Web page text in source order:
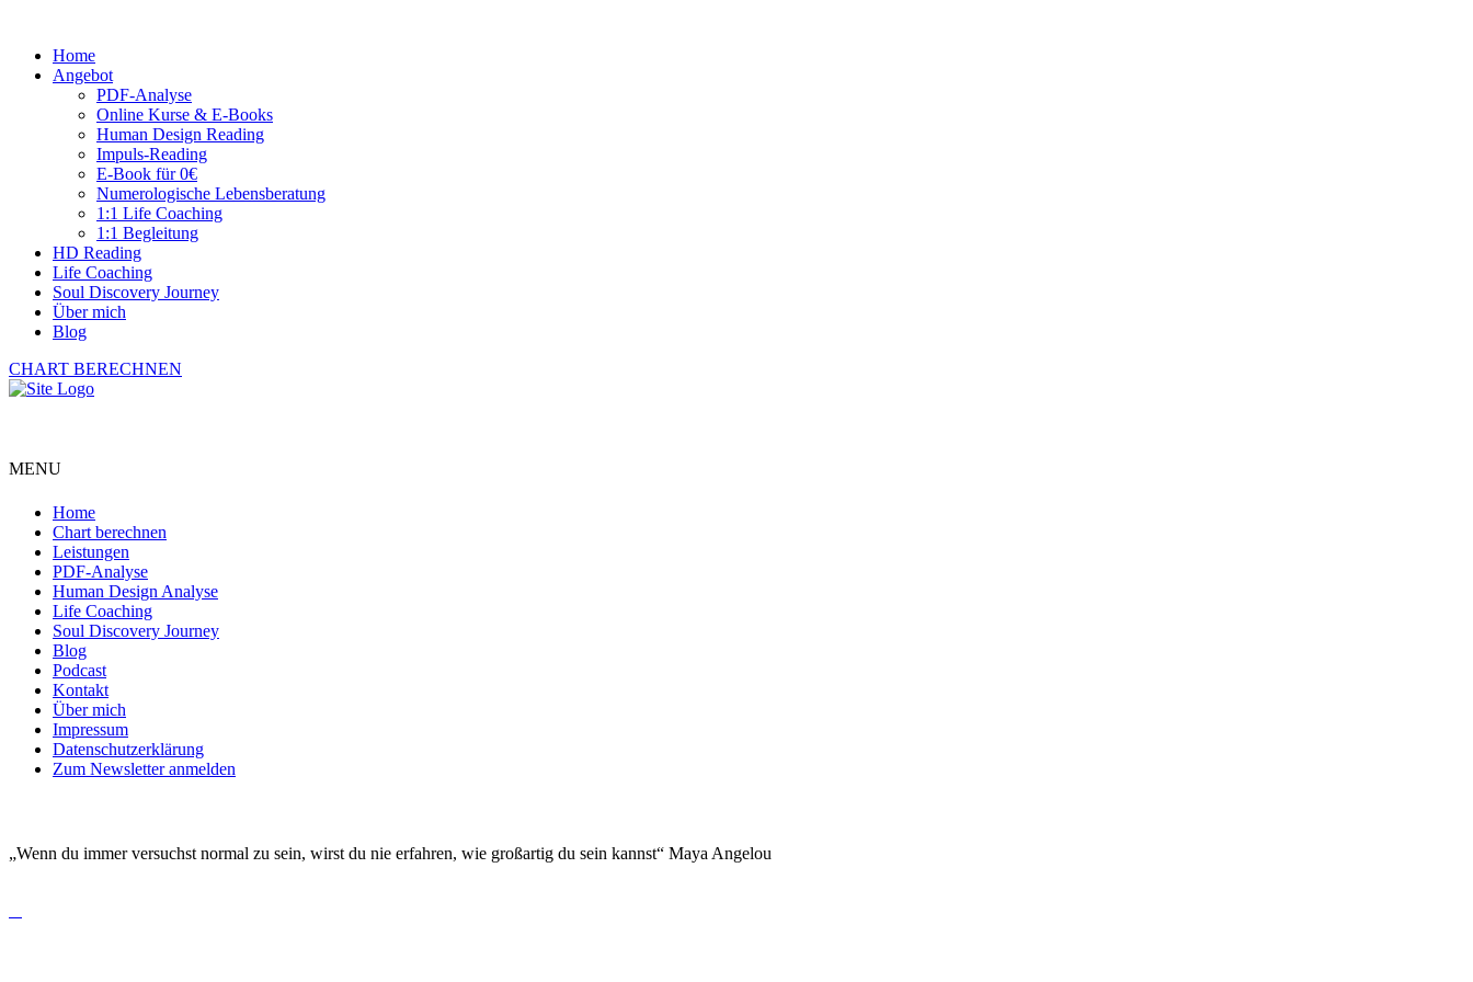
Home
Angebot
PDF-Analyse
Online Kurse & E-Books
Human Design Reading
Impuls-Reading
E-Book für 0€
Numerologische Lebensberatung
1:1 Life Coaching
1:1 Begleitung
HD Reading
Life Coaching
Soul Discovery Journey
Über mich
Blog
CHART BERECHNEN
MENU
Home
Chart berechnen
Leistungen
PDF-Analyse
Human Design Analyse
Life Coaching
Soul Discovery Journey
Blog
Podcast
Kontakt
Über mich
Impressum
Datenschutzerklärung
Zum Newsletter anmelden
„Wenn du immer versuchst normal zu sein, wirst du nie erfahren, wie großartig du sein kannst“ Maya Angelou